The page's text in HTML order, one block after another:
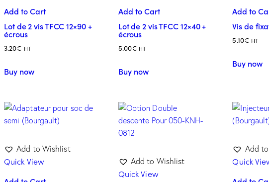
Add to Cart
Lot de 2 vis TFCC 12×90 +
écrous
3.20€ HT
Buy now
Add to Cart
Lot de 2 vis TFCC 12×40 +
écrous
5.00€ HT
Buy now
Add to
Vis de
5.10€ HT
Buy now
Add to Wishlist
Quick View
Add to Wishlist
Quick View
Add
Quick